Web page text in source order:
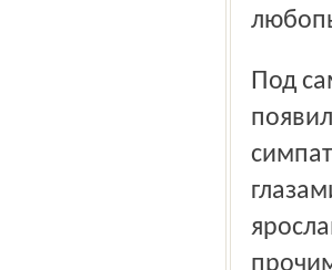
Под самый конец прогулки по «Городу творчества»